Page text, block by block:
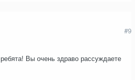
#9
ребята! Вы очень здраво рассуждаете